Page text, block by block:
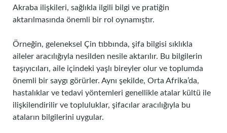
Akraba ilişkileri, sağlıkla ilgili bilgi ve pratiğin
aktarılmasında önemli bir rol oynamıştır.
Örneğin, geleneksel Çin tıbbında, şifa bilgisi sıklıkla
aileler aracılığıyla nesilden nesile aktarılır. Bu bilgilerin
taşıyıcıları, aile içindeki yaşlı bireyler olur ve toplumda
önemli bir saygı görürler. Aynı şekilde, Orta Afrika’da,
hastalıklar ve tedavi yöntemleri genellikle atalar kültü ile
ilişkilendirilir ve topluluklar, şifacılar aracılığıyla bu
ataların bilgilerini uygular.